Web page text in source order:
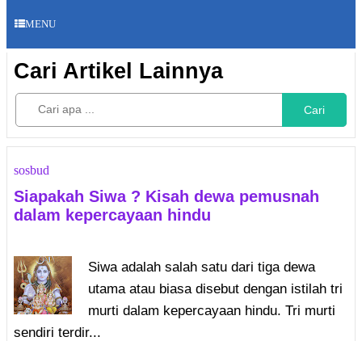
MENU
Cari Artikel Lainnya
Cari
sosbud
Siapakah Siwa ? Kisah dewa pemusnah
dalam kepercayaan hindu
Siwa adalah salah satu dari tiga dewa
utama atau biasa disebut dengan istilah tri
murti dalam kepercayaan hindu. Tri murti
sendiri terdir...